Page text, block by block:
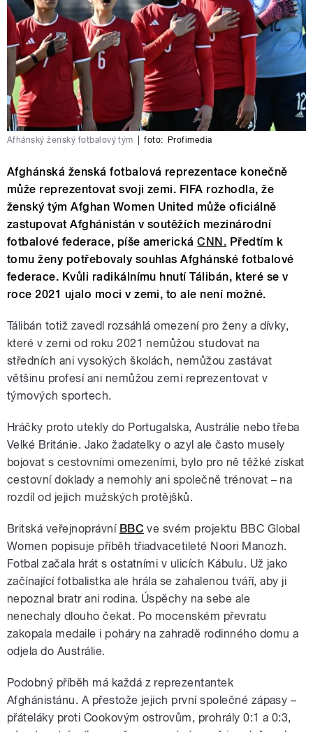
Afhánský ženský fotbalový tým foto: Profimedia
Afghánská ženská fotbalová reprezentace konečně
může reprezentovat svoji zemi. FIFA rozhodla, že
ženský tým Afghan Women United může oficiálně
zastupovat Afghánistán v soutěžích mezinárodní
fotbalové federace, píše americkáCNN. Předtím k
tomu ženy potřebovaly souhlas Afghánské fotbalové
federace. Kvůli radikálnímu hnutí Tálibán, které se v
roce 2021 ujalo moci v zemi, to ale není možné.
Tálibán totiž zavedl rozsáhlá omezení pro ženy a dívky,
které v zemi od roku 2021 nemůžou studovat na
středních ani vysokých školách, nemůžou zastávat
většinu profesí ani nemůžou zemi reprezentovat v
týmových sportech.
Hráčky proto utekly do Portugalska, Austrálie nebo třeba
Velké Británie. Jako žadatelky o azyl ale často musely
bojovat s cestovními omezeními, bylo pro ně těžké získat
cestovní doklady a nemohly ani společně trénovat – na
rozdíl od jejich mužských protějšků.
Britská veřejnoprávní BBC ve svém projektu BBC Global
Women popisuje příběh třiadvacetileté Noori Manozh.
Fotbal začala hrát s ostatními v ulicích Kábulu. Už jako
začínající fotbalistka ale hrála se zahalenou tváří, aby ji
nepoznal bratr ani rodina. Úspěchy na sebe ale
nenechaly dlouho čekat. Po mocenském převratu
zakopala medaile i poháry na zahradě rodinného domu a
odjela do Austrálie.
Podobný příběh má každá z reprezentantek
Afghánistánu. A přestože jejich první společné zápasy –
přáteláky proti Cookovým ostrovům, prohrály 0:1 a 0:3,